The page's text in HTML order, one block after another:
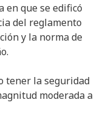
en que se edificó
del reglamento
y la norma de
tener la seguridad
moderada a